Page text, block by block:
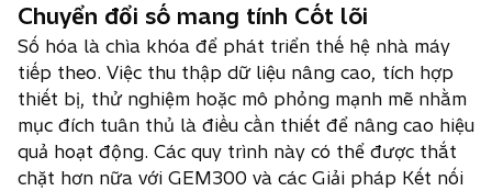
Chuyển đổi số mang tính Cốt lõi
Số hóa là chìa khóa để phát triển thế hệ nhà máy
tiếp theo. Việc thu thập dữ liệu nâng cao, tích hợp
thiết bị, thử nghiệm hoặc mô phỏng mạnh mẽ nhằm
mục đích tuân thủ là điều cần thiết để nâng cao hiệu
quả hoạt động. Các quy trình này có thể được thắt
chặt hơn nữa với GEM300 và các Giải pháp Kết nối